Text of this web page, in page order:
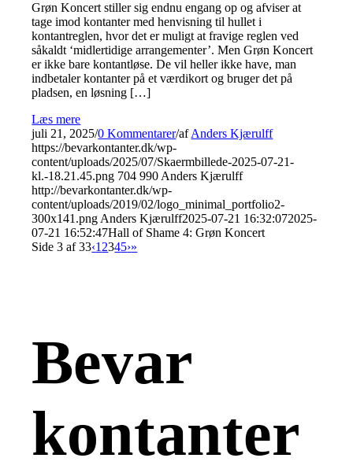
Grøn Koncert stiller sig endnu engang op og afviser at
tage imod kontanter med henvisning til hullet i
kontantreglen, hvor det er muligt at fravige reglen ved
såkaldt ‘midlertidige arrangementer’. Men Grøn Koncert
er ikke bare kontantløse. De vil heller ikke have, man
indbetaler kontanter på et værdikort og bruger det på
pladsen, en løsning […]
Læs mere
juli 21, 2025/0 Kommentarer/afAnders Kjærulff
https://bevarkontanter.dk/wp-
content/uploads/2025/07/Skaermbillede-2025-07-21-
kl.-18.21.45.png 704 990 Anders Kjærulff
http://bevarkontanter.dk/wp-
content/uploads/2019/02/logo_minimal_portfolio2-
300x141.png Anders Kjærulff2025-07-21 16:32:072025-
07-21 16:52:47Hall of Shame 4: Grøn Koncert
Side 3 af 33‹1 2345›»
Bevar
kontanter